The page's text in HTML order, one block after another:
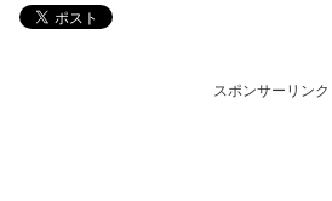
スポンサーリンク